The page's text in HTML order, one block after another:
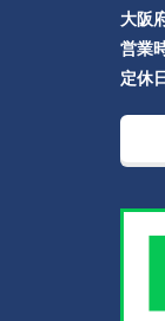
大阪
営業
定休